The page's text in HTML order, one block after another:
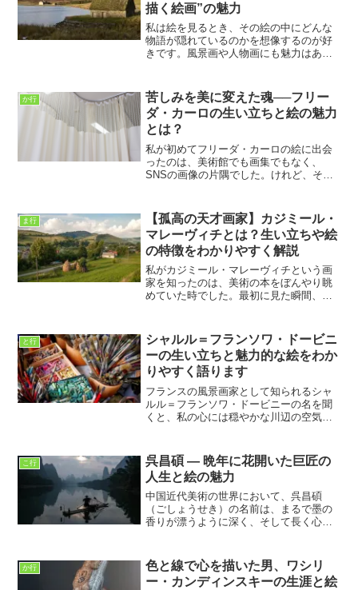
描く絵画”の魅力
私は絵を見るとき、その絵の中にどんな
物語が隠れているのかを想像するのが好
きです。風景画や人物画にも魅力はあり
る作品には強く惹かれます。そんな「物
語が動いているような絵」...
か行
苦しみを美に変えた魂──フリー
ダ・カーロの生い立ちと絵の魅力
とは？
私が初めてフリーダ・カーロの絵に出会
ったのは、美術館でも画集でもなく、
SNSの画像の片隅でした。けれど、その
りも“自分自身を描く”という潔さに、思わ
ずスクロールを止めてし...
ま行
【孤高の天才画家】カジミール・
マレーヴィチとは？生い立ちや絵
の特徴をわかりやすく解説
私がカジミール・マレーヴィチという画
家を知ったのは、美術の本をぼんやり眺
めていた時でした。最初に見た瞬間、
描かれているだけの作品を見て、多くの
人が「自分でも描けそう」と...
と行
シャルル＝フランソワ・ドービニ
ーの生い立ちと魅力的な絵をわか
りやすく語ります
フランスの風景画家として知られるシャ
ルル＝フランソワ・ドービニーの名を聞
くと、私の心には穏やかな川辺の空気
りも自然の息づかいを丁寧にすくい取る
ような描き方を大切にした画...
こ行
呉昌碩 ― 晩年に花開いた巨匠の
人生と絵の魅力
中国近代美術の世界において、呉昌碩
（ごしょうせき）の名前は、まるで墨の
香りが漂うように深く、そして長く心に
て、晩年になってからその名を大きく広
めました。若い頃から順風満帆だ...
か行
色と線で心を描いた男、ワシリ
ー・カンディンスキーの生涯と絵